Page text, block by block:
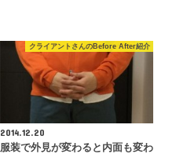
クライアントさんのBefore After紹介
2014.12.20
服装で外見が変わると内面も変わ